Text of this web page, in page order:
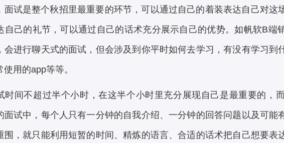
面试是整个秋招里最重要的环节，可以通过自己的着装表达自己对这
自己的礼节，可以通过自己的话术充分展示自己的优势。如帆软B端
会进行聊天式的面试，但会涉及到你平时如何去学习，有没有学习到
用的app等等。
时间不超过半个小时，在这半个小时里充分展现自己是最重要的，
面试中，每个人只有一分钟的自我介绍、一分钟的回答问题以及可能
围，就只能利用短暂的时间、精炼的语言、合适的话术把自己想要表